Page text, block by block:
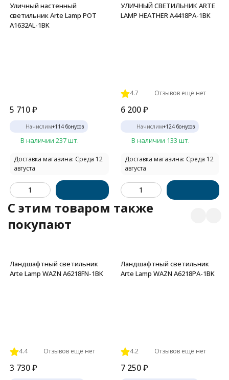
Уличный настенный
светильник Arte Lamp POT
A1632AL-1BK
5 710₽
Начислим+114 бонусов
В наличии 237 шт.
Доставка магазина: Среда 12
августа
УЛИЧНЫЙ СВЕТИЛЬНИК ARTE
LAMP HEATHER A4418PA-1BK
4.7 Отзывов ещё нет
6 200 ₽
Начислим+124бонусов
В наличии 133 шт.
Доставка магазина: Среда 12
августа
C этим товаром также
покупают
Ландшафтный светильник
Arte Lamp WAZN A6218FN-1BK
4.4 Отзывов ещё нет
3 730₽
Ландшафтный светильник
Arte Lamp WAZN A6218PA-1BK
4.2 Отзывов ещё нет
7 250 ₽